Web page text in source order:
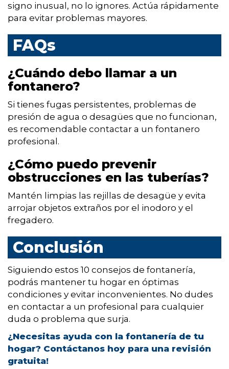
signo inusual, no lo ignores. Actúa rápidamente
para evitar problemas mayores.
FAQs
¿Cuándo debo llamar a un
fontanero?
Si tienes fugas persistentes, problemas de
presión de agua o desagües que no funcionan,
es recomendable contactar a un fontanero
profesional.
¿Cómo puedo prevenir
obstrucciones en las tuberías?
Mantén limpias las rejillas de desagüe y evita
arrojar objetos extraños por el inodoro y el
fregadero.
Conclusión
Siguiendo estos 10 consejos de fontanería,
podrás mantener tu hogar en óptimas
condiciones y evitar inconvenientes. No dudes
en contactar a un profesional para cualquier
duda o problema que surja.
¿Necesitas ayuda con la fontanería de tu
hogar? Contáctanos hoy para una revisión
gratuita!